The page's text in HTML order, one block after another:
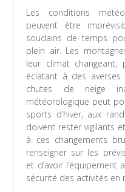
Les conditions
peuvent être
soudains de temps
plein air. Les
leur climat changeant,
éclatant à des
chutes de neige
météorologique peut
sports d’hiver, aux
doivent rester vigilants
à ces changements
renseigner sur les
et d’avoir
sécurité des activités en